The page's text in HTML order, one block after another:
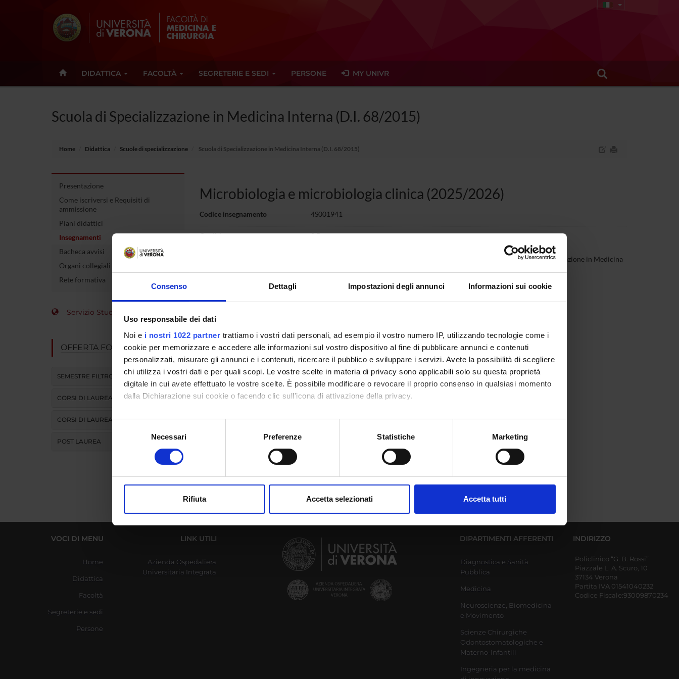
Consenso Dettagli Impostazioni degli annunci Informazioni sui cookie
Uso responsabile dei dati
Noi e i nostri 1022 partner trattiamo i vostri dati personali, ad esempio il vostro numero IP, utilizzando tecnologie come i
cookie per memorizzare e accedere alle informazioni sul vostro dispositivo al fine di pubblicare annunci e contenuti
personalizzati, misurare gli annunci e i contenuti, ricercare il pubblico e sviluppare i servizi. Avete la possibilità di scegliere
chi utilizza i vostri dati e per quali scopi. Le vostre scelte in materia di privacy sono applicabili solo su questa proprietà
digitale in cui avete effettuato le vostre scelte. È possibile modificare o revocare il proprio consenso in qualsiasi momento
dalla Dichiarazione sui cookie o facendo clic sull'icona di attivazione della privacy.
Con il tuo consenso, vorremmo anche:
raccogliere informazioni sulla tua posizione geografica, con un'approssimazione di qualche metro,
digitali).
modificare o ritirare il tuo consenso in qualsiasi momento dalla Dichiarazione sui cookie.
che hanno raccolto dal tuo utilizzo dei loro servizi.
Selezione
Necessari Preferenze Statistiche Marketing
Rifiuta Accetta selezionati Accetta tutti
DIDATTICA FACOLTÀ SEGRETERIE E SEDI PERSONE MY UNIVR
Scuola di Specializzazione in Medicina Interna (D.I. 68/2015)
Home Didattica Scuole di specializzazione Scuola di Specializzazione in Medicina Interna (D.I. 68/2015)
Presentazione
Come iscriversi e Requisiti di
ammissione
Piani didattici
Insegnamenti
Bacheca avvisi
Organi collegiali e di governo
Rete formativa
Servizio Studenti Internazionali
OFFERTA FORMATIVA
SEMESTRE FILTRO
CORSI DI LAUREA
CORSI DI LAUREA MAGISTRALE
POST LAUREA
Microbiologia e microbiologia clinica (2025/2026)
Codice insegnamento 4S001941
Crediti 0,5
(2025/2026) - Scuola di Specializzazione in Medicina
VOCI DI MENU
Home
Didattica
Facoltà
Segreterie e sedi
Persone
LINK UTILI
Azienda Ospedaliera
Universitaria Integrata
DIPARTIMENTI AFFERENTI
Diagnostica e Sanità
Pubblica
Medicina
Neuroscienze, Biomedicina
e Movimento
Scienze Chirurgiche
Odontostomatologiche e
Materno-Infantili
Ingegneria per la medicina
INDIRIZZO
Policlinico “G. B. Rossi”
Piazzale L. A. Scuro, 10
37134 Verona
Partita IVA 01541040232
Codice Fiscale:93009870234